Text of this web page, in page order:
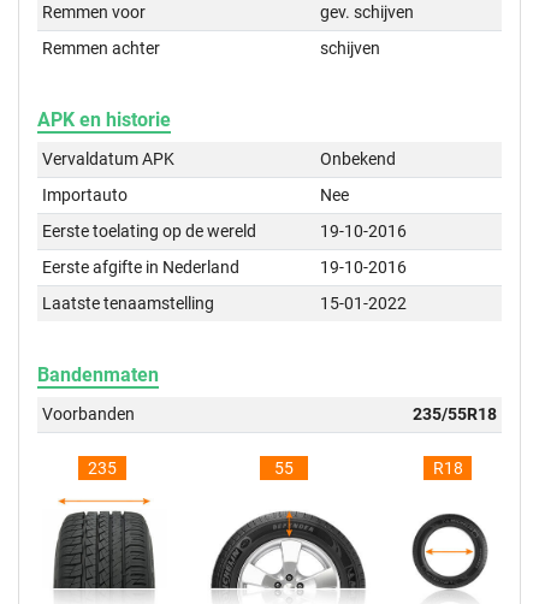
Remmen voor
gev. schijven
Remmen achter
schijven
APK en historie
Vervaldatum APK
Onbekend
Importauto
Nee
Eerste toelating op de wereld
19-10-2016
Eerste afgifte in Nederland
19-10-2016
Laatste tenaamstelling
15-01-2022
Bandenmaten
Voorbanden 235/55R18
235 55 R18